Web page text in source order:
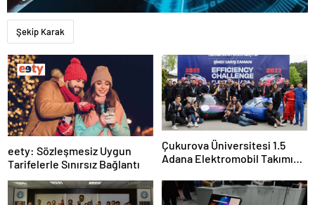
Şekip Karak
eety: Sözleşmesiz Uygun
Tarifelerle Sınırsız Bağlantı
Çukurova Üniversitesi 1.5
Adana Elektromobil Takımı